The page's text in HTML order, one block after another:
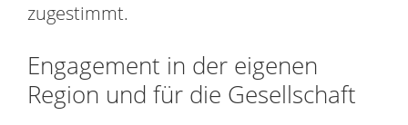
zugestimmt.
Engagement in der eigenen
Region und für die Gesellschaft